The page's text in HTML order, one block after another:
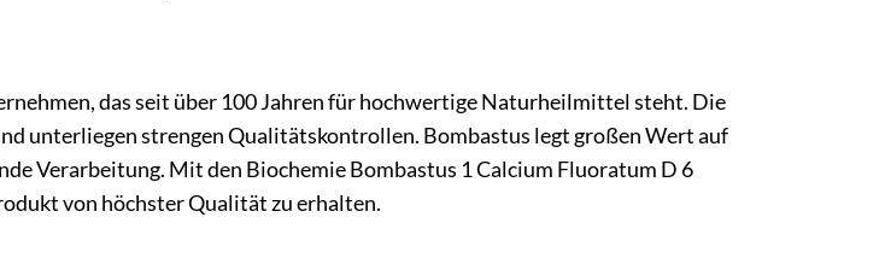
das seit über 100 Jahren für hochwertige Naturheilmittel steht. Die
unterliegen strengen Qualitätskontrollen. Bombastus legt großen Wert auf
Verarbeitung. Mit den Biochemie Bombastus 1 Calcium Fluoratum D 6
von höchster Qualität zu erhalten.